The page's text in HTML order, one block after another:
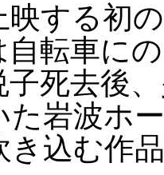
する初
自転車に
死去後
た岩波ホ
き込む作